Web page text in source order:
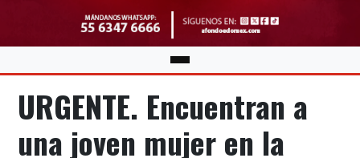
URGENTE. Encuentran a
una joven mujer en la